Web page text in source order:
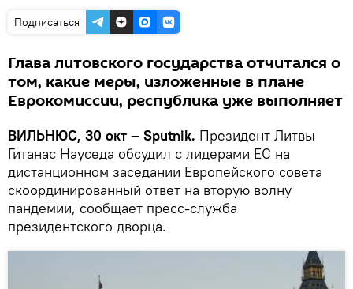
Подписаться
Глава литовского государства отчитался о
том, какие меры, изложенные в плане
Еврокомиссии, республика уже выполняет
ВИЛЬНЮС, 30 окт – Sputnik. Президент Литвы
Гитанас Науседа обсудил с лидерами ЕС на
дистанционном заседании Европейского совета
скоординированный ответ на вторую волну
пандемии, сообщает пресс-служба
президентского дворца.